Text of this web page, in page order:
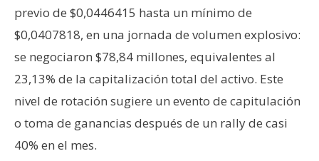
previo de $0,0446415 hasta un mínimo de
$0,0407818, en una jornada de volumen explosivo:
se negociaron $78,84 millones, equivalentes al
23,13% de la capitalización total del activo. Este
nivel de rotación sugiere un evento de capitulación
o toma de ganancias después de un rally de casi
40% en el mes.